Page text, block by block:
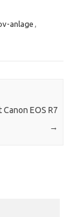
anlage
EOS R7
→